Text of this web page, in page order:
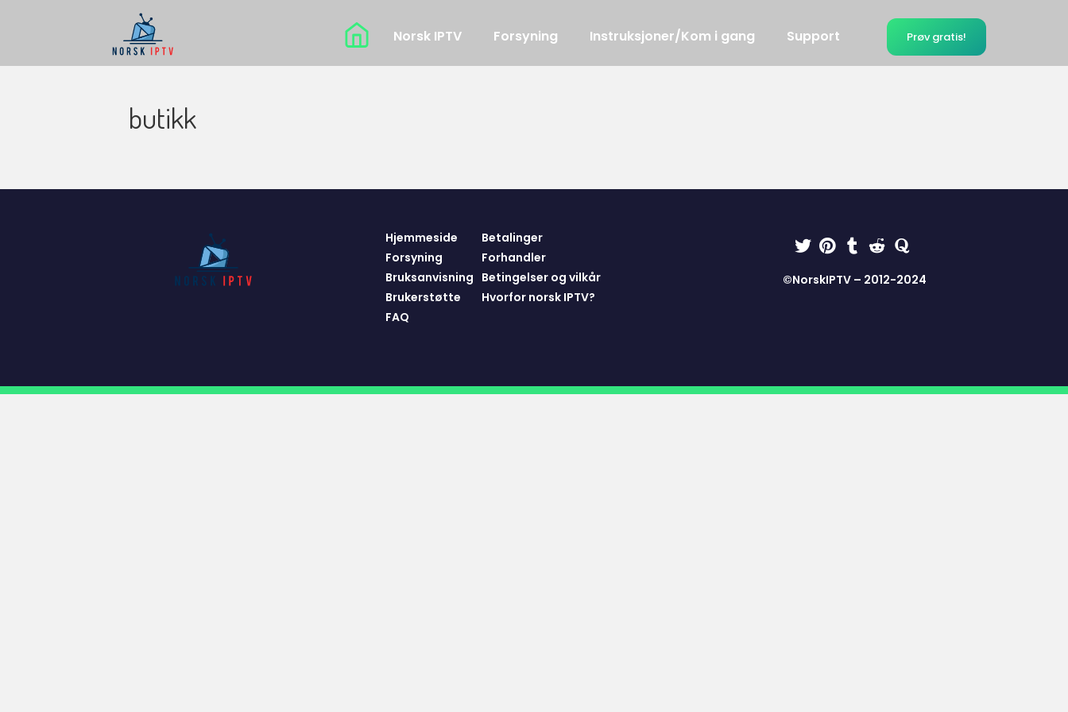
Norsk IPTV Forsyning Instruksjoner/Kom i gang Support Prøv gratis!
butikk
Hjemmeside
Forsyning
Bruksanvisning
Brukerstøtte
FAQ
Betalinger
Forhandler
Betingelser og vilkår
Hvorfor norsk IPTV?
©NorskIPTV – 2012-2024